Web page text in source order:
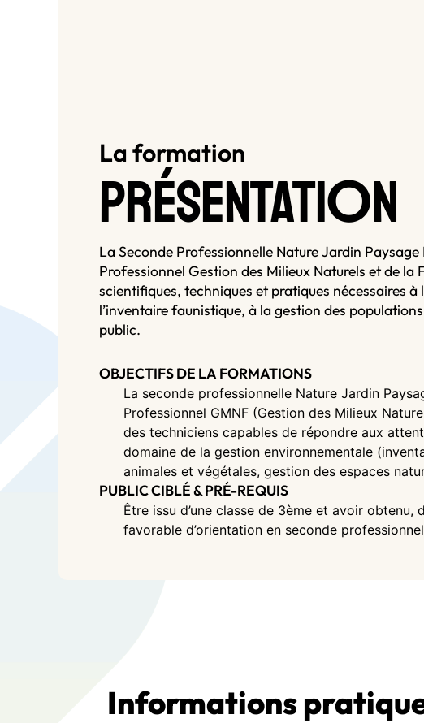
La formation
PRÉSENTATION
La Seconde Professionnelle Nature Jardin
Professionnel Gestion des Milieux Naturels et de la
scientifiques, techniques et pratiques nécessaires
l’inventaire faunistique, à la gestion des
public.
OBJECTIFS DE LA FORMATIONS
La seconde professionnelle Nature Jardin
Professionnel GMNF (Gestion des Milieux
des techniciens capables de répondre aux
domaine de la gestion environnementale
animales et végétales, gestion des espaces
PUBLIC CIBLÉ & PRÉ-REQUIS
Être issu d’une classe de 3ème et avoir
favorable d’orientation en seconde
Informations